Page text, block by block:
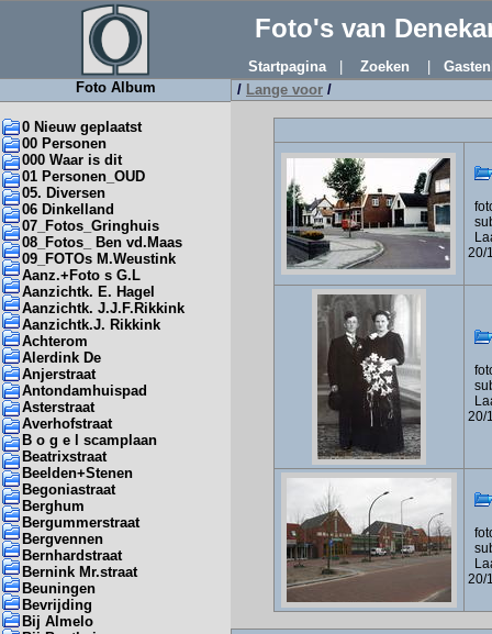
Foto's van
Startpagina| Zoeken
Foto Album
0 Nieuw geplaatst
00 Personen
000 Waar is dit
01 Personen_OUD
05. Diversen
06 Dinkelland
07_Fotos_Gringhuis
08_Fotos_ Ben vd.Maas
09_FOTOs M.Weustink
Aanz.+Foto s G.L
Aanzichtk. E. Hagel
Aanzichtk. J.J.F.Rikkink
Aanzichtk.J. Rikkink
Achterom
Alerdink De
Anjerstraat
Antondamhuispad
Asterstraat
Averhofstraat
B o g e l scamplaan
Beatrixstraat
Beelden+Stenen
Begoniastraat
Berghum
Bergummerstraat
Bergvennen
Bernhardstraat
Bernink Mr.straat
Beuningen
Bevrijding
Bij Almelo
/ Lange voor /
20/
20/
20/